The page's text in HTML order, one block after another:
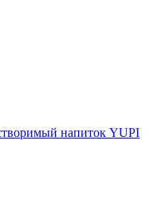
напиток YUPI